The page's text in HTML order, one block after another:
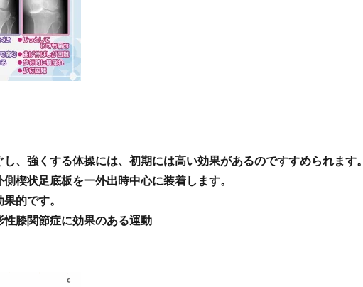
強くする体操には、初期には高い効果があるのですすめられます。
状足底板を一外出時中心に装着します。
的です。
膝関節症に効果のある運動